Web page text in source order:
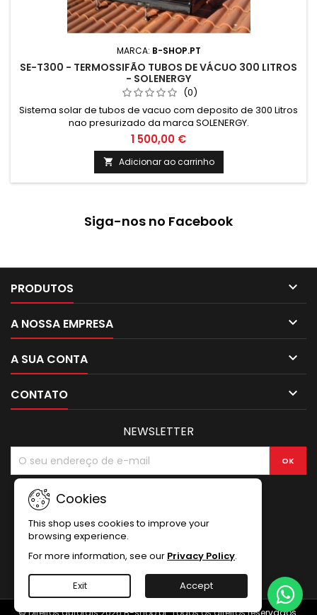
MARCA: B-SHOP.PT
SE-T300 - TERMOSSIFÃO TUBOS DE VÁCUO 300 LITROS
- SOLENERGY
(0)
Sistema solar de tubos de vacuo com deposito de 300 Litros
nao presurizado da marca SOLENERGY.
1 500,00 €
 Adicionar ao carrinho
Siga-nos no Facebook
PRODUTOS 
A NOSSA EMPRESA 
A SUA CONTA 
CONTATO 
Cookies
This shop uses cookies to improve your
browsing experience.
For more information, see our Privacy Policy.
Exit Accept
NEWSLETTER
© Direitos autorais 2026 B-shop.pt. Todos os direitos reservados.